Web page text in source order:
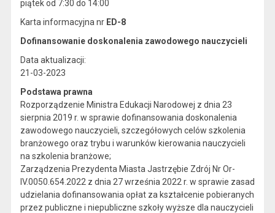
piątek od 7:30 do 14:00
Karta informacyjna nr ED-8
Dofinansowanie doskonalenia zawodowego nauczycieli
Data aktualizacji:
21-03-2023
Podstawa prawna
Rozporządzenie Ministra Edukacji Narodowej z dnia 23
sierpnia 2019 r. w sprawie dofinansowania doskonalenia
zawodowego nauczycieli, szczegółowych celów szkolenia
branżowego oraz trybu i warunków kierowania nauczycieli
na szkolenia branżowe;
Zarządzenia Prezydenta Miasta Jastrzębie Zdrój Nr Or-
IV.0050.654.2022 z dnia 27 września 2022 r. w sprawie zasad
udzielania dofinansowania opłat za kształcenie pobieranych
przez publiczne i niepubliczne szkoły wyższe dla nauczycieli